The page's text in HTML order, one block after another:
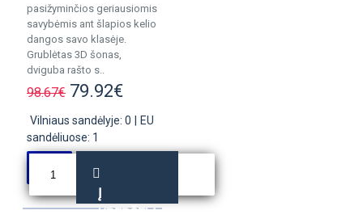
pasižyminčios geriausiomis
savybėmis ant šlapios kelio
dangos savo klasėje.
Grublėtas 3D šonas,
dviguba rašto s..
98.67€ 79.92€
Vilniaus sandėlyje: 0
EU
sandėliuose: 1
Į
KREPŠELĮ